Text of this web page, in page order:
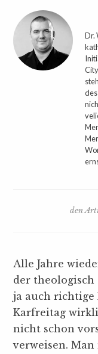
Dr.
den
Alle Jahre
der
ja auch richtige
Karfreitag
nicht schon
verweisen. Man